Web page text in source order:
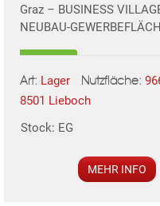
Graz – BUSINESS
NEUBAU-
Art: Lager Nutzfläche:
8501 Lieboch
Stock: EG
MEHR INFO